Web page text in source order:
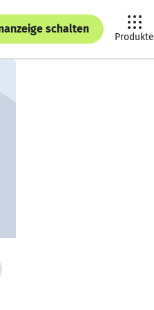
schalten
Produkte